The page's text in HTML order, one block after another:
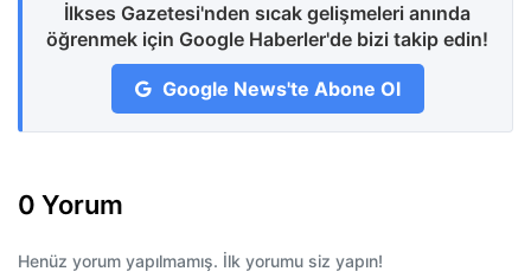
İlkses Gazetesi'nden sıcak gelişmeleri anında
öğrenmek için Google Haberler'de bizi takip edin!
Google News'te Abone Ol
0 Yorum
Henüz yorum yapılmamış. İlk yorumu siz yapın!